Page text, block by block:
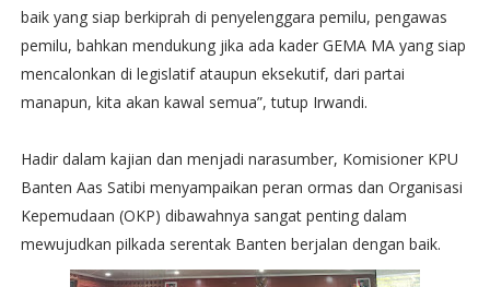
baik yang siap berkiprah di penyelenggara pemilu, pengawas
pemilu, bahkan mendukung jika ada kader GEMA MA yang siap
mencalonkan di legislatif ataupun eksekutif, dari partai
manapun, kita akan kawal semua”, tutup Irwandi.
Hadir dalam kajian dan menjadi narasumber, Komisioner KPU
Banten Aas Satibi menyampaikan peran ormas dan Organisasi
Kepemudaan (OKP) dibawahnya sangat penting dalam
mewujudkan pilkada serentak Banten berjalan dengan baik.